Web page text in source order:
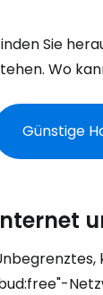
Sie
Wo
Günstige